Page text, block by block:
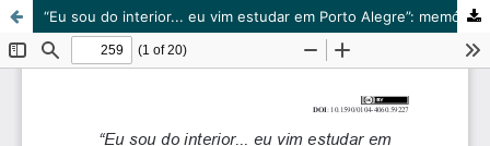
“Eu sou do interior... eu vim estudar em Porto Alegre”: memórias de experiências sensíveis em uma moradia estudantil (1974-1983)